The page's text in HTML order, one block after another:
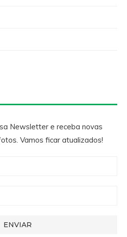
Newsletter e receba novas
Vamos ficar atualizados!